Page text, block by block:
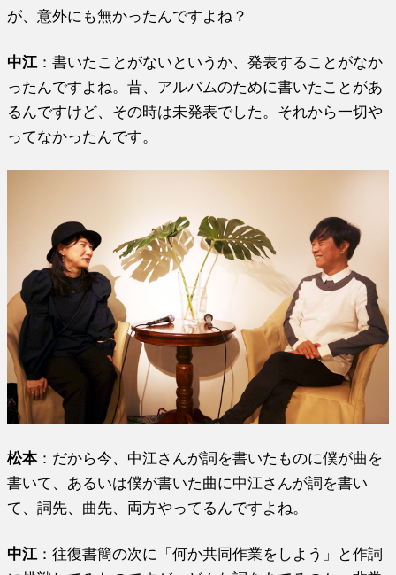
が、意外にも無かったんですよね？
中江 ：書いたことがないというか、発表することがなか
ったんですよね。昔、アルバムのために書いたことがあ
るんですけど、その時は未発表でした。それから一切や
ってなかったんです。
松本：だから今、中江さんが詞を書いたものに僕が曲を
書いて、あるいは僕が書いた曲に中江さんが詞を書い
て、詞先、曲先、両方やってるんですよね。
中江 ：往復書簡の次に「何か共同作業をしよう」と作詞